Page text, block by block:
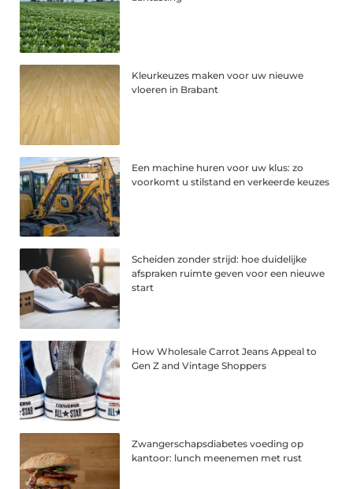
Kleurkeuzes maken voor uw nieuwe
vloeren in Brabant
Een machine huren voor uw klus: zo
voorkomt u stilstand en verkeerde keuzes
Scheiden zonder strijd: hoe duidelijke
afspraken ruimte geven voor een nieuwe
start
How Wholesale Carrot Jeans Appeal to
Gen Z and Vintage Shoppers
Zwangerschapsdiabetes voeding op
kantoor: lunch meenemen met rust